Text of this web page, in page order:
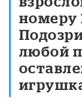
номеру
любой